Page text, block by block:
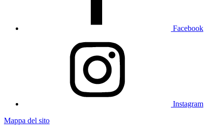
Facebook
Instagram
Mappa del sito